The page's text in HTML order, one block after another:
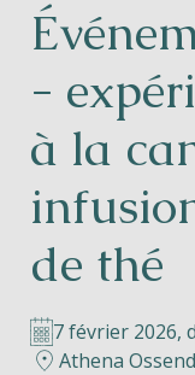
-
à la
de thé
7 février 2026,
Athena